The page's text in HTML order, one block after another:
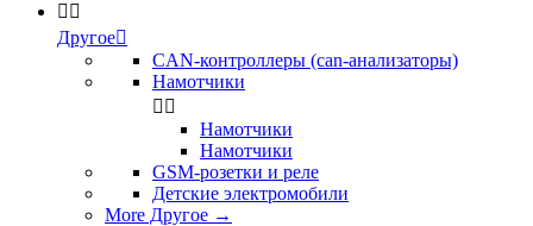
 
Другое
CAN-контроллеры (can-анализаторы)
Намотчики
 
Намотчики
Намотчики
GSM-розетки и реле
Детские электромобили
More Другое →